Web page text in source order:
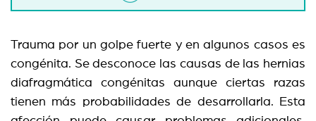
Trauma por un golpe fuerte y en algunos casos es
congénita. Se desconoce las causas de las hernias
diafragmática congénitas aunque ciertas razas
tienen más probabilidades de desarrollarla. Esta